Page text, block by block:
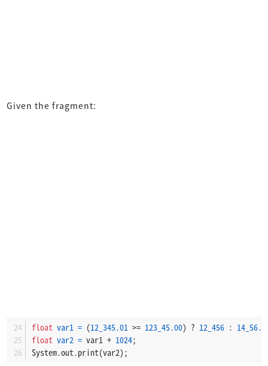
Given the fragment:
float var1 = (12_345.01 >= 123_45.00) ? 12_456 :
float var2 = var1 + 1024;
System.out.print(var2);